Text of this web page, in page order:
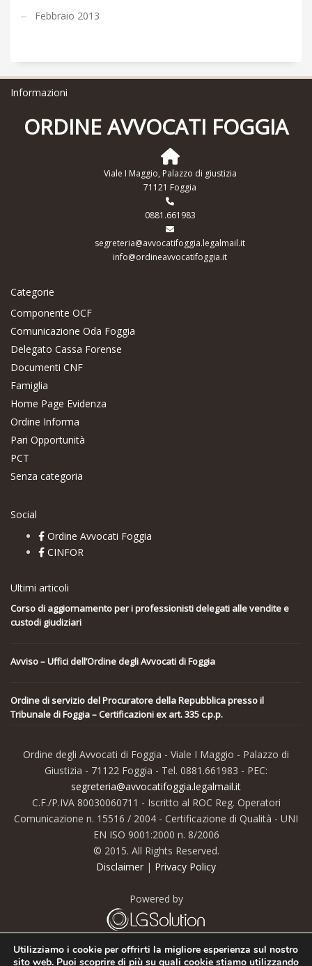
Febbraio 2013
Informazioni
ORDINE AVVOCATI FOGGIA
Viale I Maggio, Palazzo di giustizia
71121 Foggia
0881.661983
segreteria@avvocatifoggia.legalmail.it
info@ordineavvocatifoggia.it
Categorie
Componente OCF
Comunicazione Oda Foggia
Delegato Cassa Forense
Documenti CNF
Famiglia
Home Page Evidenza
Ordine Informa
Pari Opportunità
PCT
Senza categoria
Social
Ordine Avvocati Foggia
CINFOR
Ultimi articoli
Corso di aggiornamento per i professionisti delegati alle vendite e
custodi giudiziari
Avviso – Uffici dell’Ordine degli Avvocati di Foggia
Ordine di servizio del Procuratore della Repubblica presso il
Tribunale di Foggia – Certificazioni ex art. 335 c.p.p.
Ordine degli Avvocati di Foggia - Viale I Maggio - Palazzo di
Giustizia - 71122 Foggia - Tel. 0881.661983 - PEC:
segreteria@avvocatifoggia.legalmail.it
C.F./P.IVA 80030060711 - Iscritto al ROC Reg. Operatori
Comunicazione n. 15516 / 2004 - Certificazione di Qualità - UNI
EN ISO 9001:2000 n. 8/2006
© 2015. All Rights Reserved.
Disclaimer | Privacy Policy
Powered by
Utilizziamo i cookie per offrirti la migliore esperienza sul nostro
sito web. Puoi scoprire di più su quali cookie stiamo utilizzando